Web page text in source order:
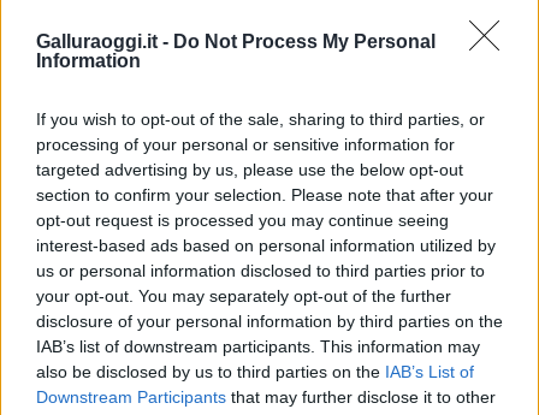
Galluraoggi.it - Do Not Process My Personal
Information
If you wish to opt-out of the sale, sharing to third parties, or
processing of your personal or sensitive information for
targeted advertising by us, please use the below opt-out
section to confirm your selection. Please note that after your
opt-out request is processed you may continue seeing
interest-based ads based on personal information utilized by
us or personal information disclosed to third parties prior to
your opt-out. You may separately opt-out of the further
disclosure of your personal information by third parties on the
IAB’s list of downstream participants. This information may
also be disclosed by us to third parties on the IAB’s List of
Downstream Participants that may further disclose it to other
Vuoi rimuovere le pubblicità nazionali?
Puoi abbonarti asoli € 1,10 al mese
cliccandoqui
Sei già abbonato?
Puoi effettuare l'accesso andando nella
sezioneLogindal menù del sito o
cliccandoqui